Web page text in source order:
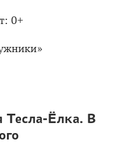
0+
Тесла-Ёлка. В